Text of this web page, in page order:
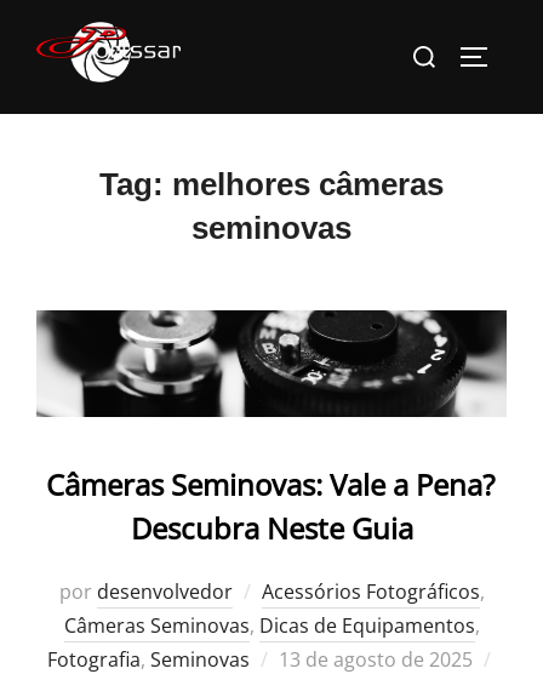
para
conteúdo
Pesquisar
Tag: melhores câmeras
seminovas
Câmeras Seminovas: Vale a Pena?
Descubra Neste Guia
por desenvolvedor Acessórios Fotográficos,
Câmeras Seminovas, Dicas de Equipamentos,
Fotografia, Seminovas
Postado
13 de agosto de 2025